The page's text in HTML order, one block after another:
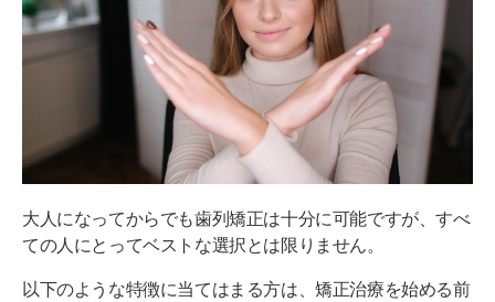
大人になってからでも歯列矯正は十分に可能ですが、すべ
ての人にとってベストな選択とは限りません。
以下のような特徴に当てはまる方は、矯正治療を始める前